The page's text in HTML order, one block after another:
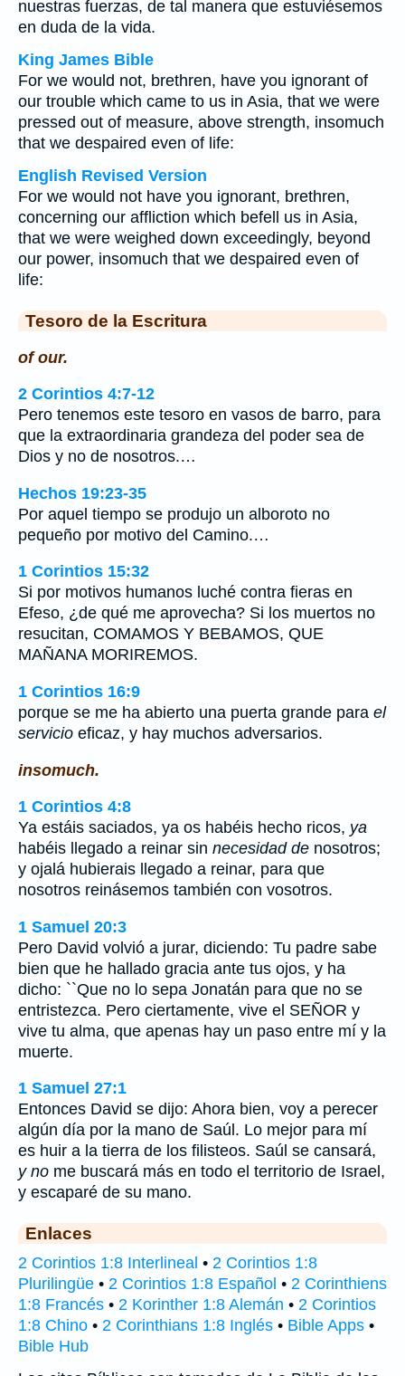
nuestras fuerzas, de tal manera que estuviésemos
en duda de la vida.
King James Bible
For we would not, brethren, have you ignorant of
our trouble which came to us in Asia, that we were
pressed out of measure, above strength, insomuch
that we despaired even of life:
English Revised Version
For we would not have you ignorant, brethren,
concerning our affliction which befell us in Asia,
that we were weighed down exceedingly, beyond
our power, insomuch that we despaired even of
life:
Tesoro de la Escritura
of our.
2 Corintios 4:7-12
Pero tenemos este tesoro en vasos de barro, para
que la extraordinaria grandeza del poder sea de
Dios y no de nosotros.…
Hechos 19:23-35
Por aquel tiempo se produjo un alboroto no
pequeño por motivo del Camino.…
1 Corintios 15:32
Si por motivos humanos luché contra fieras en
Efeso, ¿de qué me aprovecha? Si los muertos no
resucitan, COMAMOS Y BEBAMOS, QUE
MAÑANA MORIREMOS.
1 Corintios 16:9
porque se me ha abierto una puerta grande para el
servicio eficaz, y hay muchos adversarios.
insomuch.
1 Corintios 4:8
Ya estáis saciados, ya os habéis hecho ricos, ya
habéis llegado a reinar sin necesidad de nosotros;
y ojalá hubierais llegado a reinar, para que
nosotros reinásemos también con vosotros.
1 Samuel 20:3
Pero David volvió a jurar, diciendo: Tu padre sabe
bien que he hallado gracia ante tus ojos, y ha
dicho: ``Que no lo sepa Jonatán para que no se
entristezca. Pero ciertamente, vive el SEÑOR y
vive tu alma, que apenas hay un paso entre mí y la
muerte.
1 Samuel 27:1
Entonces David se dijo: Ahora bien, voy a perecer
algún día por la mano de Saúl. Lo mejor para mí
es huir a la tierra de los filisteos. Saúl se cansará,
y no me buscará más en todo el territorio de Israel,
y escaparé de su mano.
Enlaces
2 Corintios 1:8 Interlineal • 2 Corintios 1:8
Plurilingüe • 2 Corintios 1:8 Español • 2 Corinthiens
1:8 Francés • 2 Korinther 1:8 Alemán • 2 Corintios
1:8 Chino • 2 Corinthians 1:8 Inglés • Bible Apps •
Bible Hub